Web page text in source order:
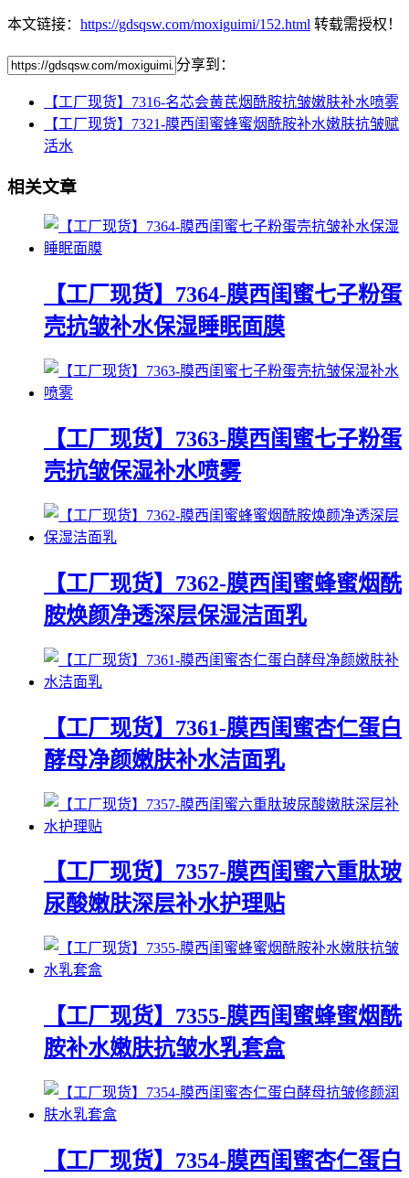
本文链接： https://gdsqsw.com/moxiguimi/152.html 转载需授权！
分享到：
【工厂现货】7316-名芯会黄芪烟酰胺抗皱嫩肤补水喷雾
【工厂现货】7321-膜西闺蜜蜂蜜烟酰胺补水嫩肤抗皱赋
活水
相关文章
【工厂现货】7364-膜西闺蜜七子粉蛋
壳抗皱补水保湿睡眠面膜
【工厂现货】7363-膜西闺蜜七子粉蛋
壳抗皱保湿补水喷雾
【工厂现货】7362-膜西闺蜜蜂蜜烟酰
胺焕颜净透深层保湿洁面乳
【工厂现货】7361-膜西闺蜜杏仁蛋白
酵母净颜嫩肤补水洁面乳
【工厂现货】7357-膜西闺蜜六重肽玻
尿酸嫩肤深层补水护理贴
【工厂现货】7355-膜西闺蜜蜂蜜烟酰
胺补水嫩肤抗皱水乳套盒
【工厂现货】7354-膜西闺蜜杏仁蛋白